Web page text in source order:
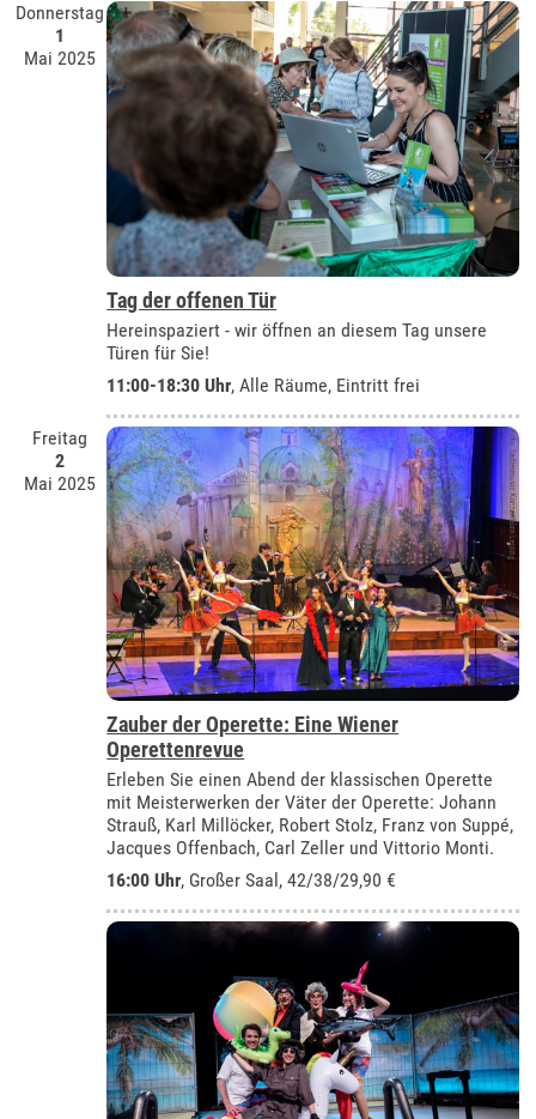
Donnerstag
1
Mai 2025
Tag der offenen Tür
Hereinspaziert - wir öffnen an diesem Tag unsere
Türen für Sie!
11:00-18:30 Uhr, Alle Räume, Eintritt frei
Freitag
2
Mai 2025
Zauber der Operette: Eine Wiener
Operettenrevue
Erleben Sie einen Abend der klassischen Operette
mit Meisterwerken der Väter der Operette: Johann
Strauß, Karl Millöcker, Robert Stolz, Franz von Suppé,
Jacques Offenbach, Carl Zeller und Vittorio Monti.
16:00 Uhr, Großer Saal , 42/38/29,90 €